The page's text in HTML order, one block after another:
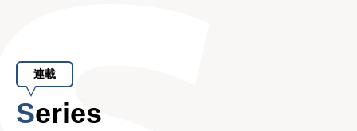
連載
Series